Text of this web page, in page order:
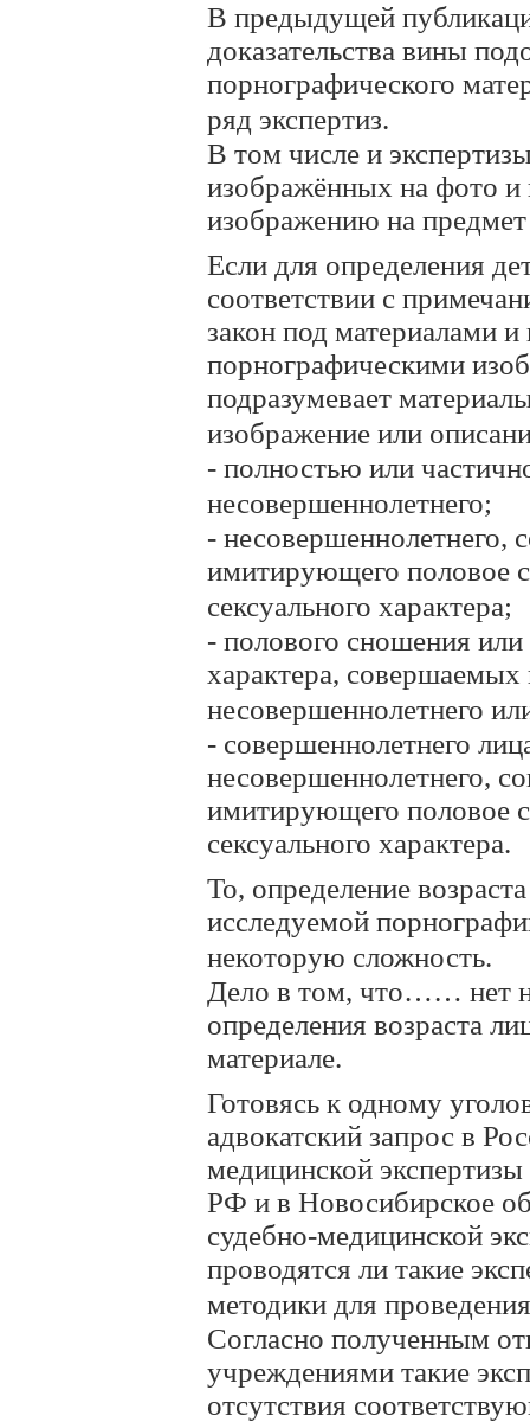
В предыдущей
доказательства вины
порнографического
ряд экспертиз.
В том числе и
изображённых на фото
изображению на
Если для определения
соответствии с
закон под материалами
порнографическими
подразумевает
изображение или
- полностью или
несовершеннолетнего;
- несовершеннолетнего,
имитирующего половое
сексуального характера;
- полового сношения или
характера,
несовершеннолетнего
- совершеннолетнего
несовершеннолетнего,
имитирующего половое
сексуального характера.
То, определение
исследуемой
некоторую сложность.
Дело в том, что…… нет
определения возраста
материале.
Готовясь к одному
адвокатский запрос в
медицинской
РФ и в Новосибирское
судебно-медицинской
проводятся ли такие
методики для
Согласно полученным
учреждениями такие
отсутствия